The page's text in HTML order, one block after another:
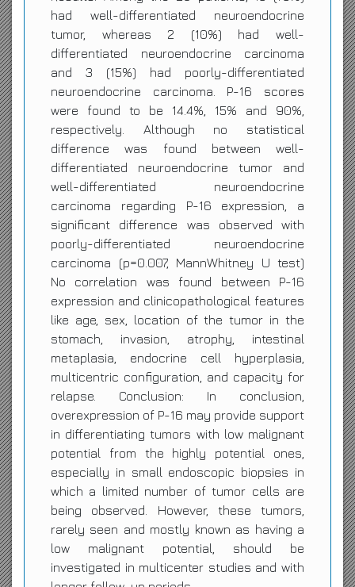
had well-differentiated neuroendocrine
tumor, whereas 2 (10%) had well-
differentiated neuroendocrine carcinoma
and 3 (15%) had poorly-differentiated
neuroendocrine carcinoma. P-16 scores
were found to be 14.4%, 15% and 90%,
respectively. Although no statistical
difference was found between well-
differentiated neuroendocrine tumor and
well-differentiated neuroendocrine
carcinoma regarding P-16 expression, a
significant difference was observed with
poorly-differentiated neuroendocrine
carcinoma (p=0.007, MannWhitney U test)
No correlation was found between P-16
expression and clinicopathological features
like age, sex, location of the tumor in the
stomach, invasion, atrophy, intestinal
metaplasia, endocrine cell hyperplasia,
multicentric configuration, and capacity for
relapse. Conclusion: In conclusion,
overexpression of P-16 may provide support
in differentiating tumors with low malignant
potential from the highly potential ones,
especially in small endoscopic biopsies in
which a limited number of tumor cells are
being observed. However, these tumors,
rarely seen and mostly known as having a
low malignant potential, should be
investigated in multicenter studies and with